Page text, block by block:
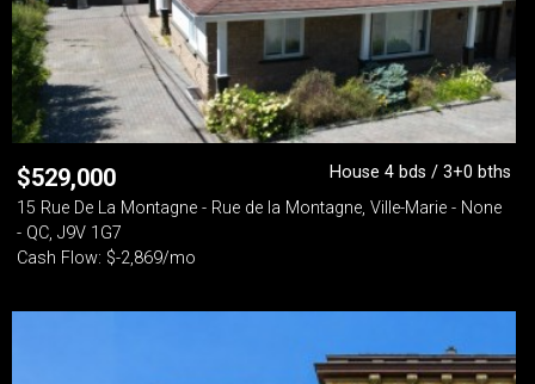
$529,000
House 4 bds / 3+0 bths
15 Rue De La Montagne - Rue de la Montagne, Ville-Marie - None
- QC, J9V 1G7
Cash Flow: $-2,869/mo